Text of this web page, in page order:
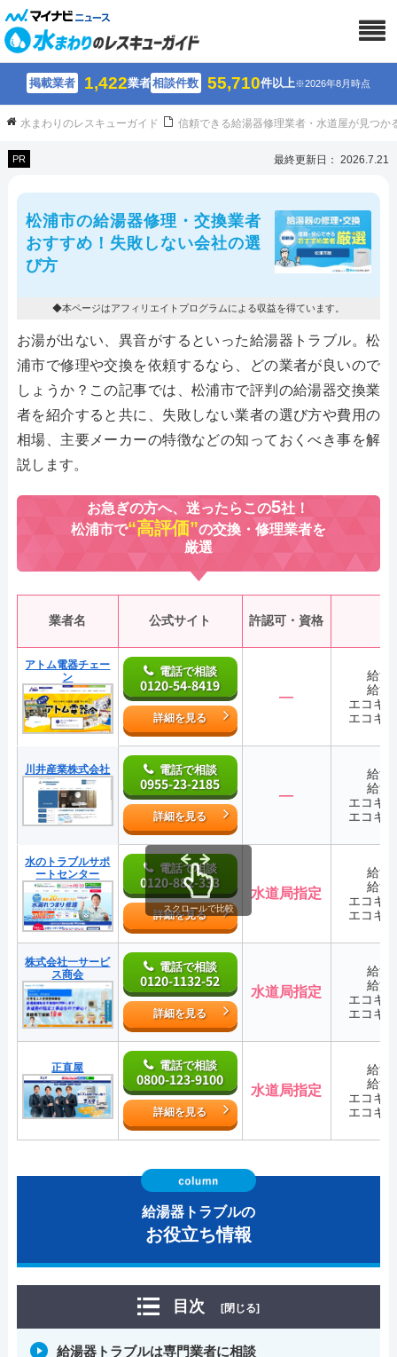
掲載業者 1,422業者相談件数 55,710件以上※2026年8月時点
水まわりのレスキューガイド 信頼できる給湯器修理業者・水道屋が見つか
PR 最終更新日： 2026.7.21
松浦市の給湯器修理・交換業者
おすすめ！失敗しない会社の選
び方
◆本ページはアフィリエイトプログラムによる収益を得ています。
お湯が出ない、異音がするといった給湯器トラブル。松
浦市で修理や交換を依頼するなら、どの業者が良いので
しょうか？この記事では、松浦市で評判の給湯器交換業
者を紹介すると共に、失敗しない業者の選び方や費用の
相場、主要メーカーの特徴などの知っておくべき事を解
説します。
お急ぎの方へ、迷ったらこの5社！
松浦市で“高評価”の交換・修理業者を
厳選
業者名 公式サイト 許認可・資格
アトム電器チェー
ン
電話で相談
0120-54-8419
詳細を見る
―
給湯
給湯
エコキ
エコキ
川井産業株式会社 電話で相談
0955-23-2185
詳細を見る
―
給湯
給湯
エコキ
エコキ
水のトラブルサポ
ートセンター
電話で相談
0120-882-333
詳細を見る
水道局指定
給湯
給湯
エコキ
エコキ
株式会社一サービ
ス商会
電話で相談
0120-1132-52
詳細を見る
水道局指定
給湯
給湯
エコキ
エコキ
正直屋 電話で相談
0800-123-9100
詳細を見る
水道局指定
給湯
給湯
エコキ
エコキ
スクロールで比較
給湯器トラブルの
お役立ち情報
目次 [閉じる]
給湯器トラブルは専門業者に相談